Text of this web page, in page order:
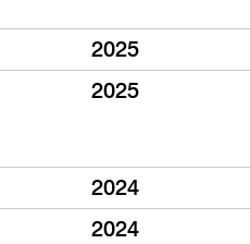
2025
2025
2024
2024